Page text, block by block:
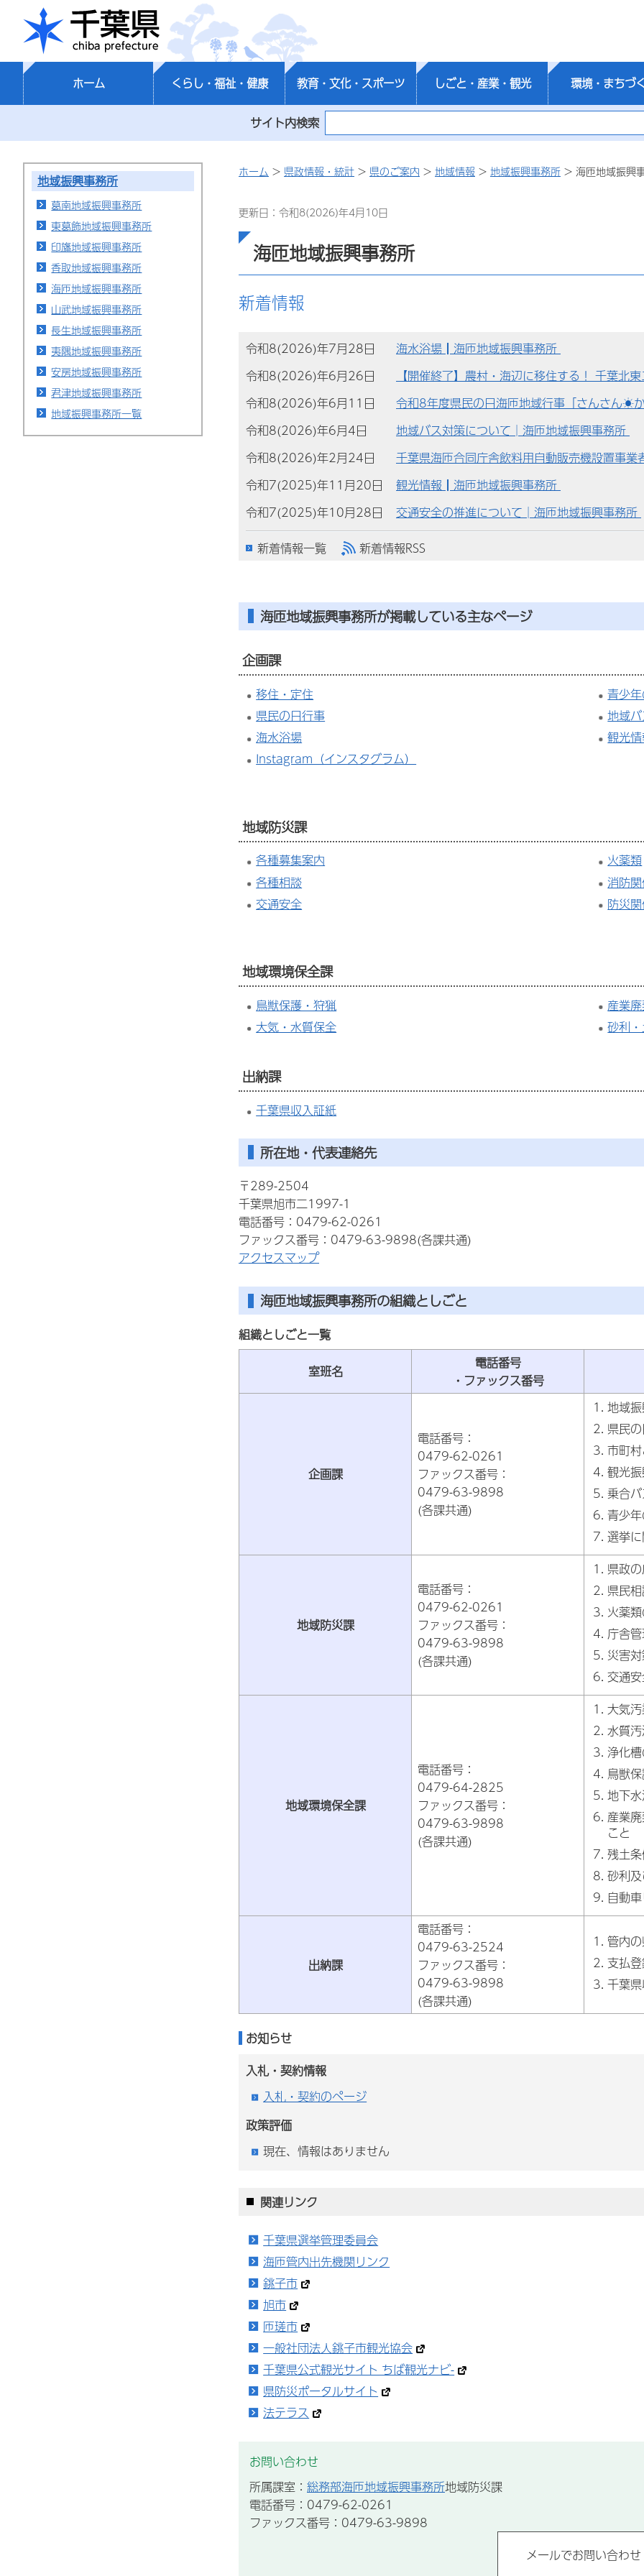
千葉県
ホーム くらし・福祉・健康 教育・文化・スポーツ しごと・産業・観光 環境・まちづ
サイト内検索
地域振興事務所
葛南地域振興事務所
東葛飾地域振興事務所
印旛地域振興事務所
香取地域振興事務所
海匝地域振興事務所
山武地域振興事務所
長生地域振興事務所
夷隅地域振興事務所
安房地域振興事務所
君津地域振興事務所
地域振興事務所一覧
ホーム > 県政情報・統計 > 県のご案内 > 地域情報 > 地域振興事務所 > 海匝地域振興
更新日：令和8(2026)年4月10日
海匝地域振興事務所
新着情報
令和8(2026)年7月28日
海水浴場┃海匝地域振興事務所
令和8(2026)年6月26日
【開催終了】農村・海辺に移住する！ 千葉
令和8(2026)年6月11日
令和8年度県民の日海匝地域行事「さんさん☀
令和8(2026)年6月4日
地域バス対策について│海匝地域振興事務所
令和8(2026)年2月24日
千葉県海匝合同庁舎飲料用自動販売機設置事業
令和7(2025)年11月20日
観光情報┃海匝地域振興事務所
令和7(2025)年10月28日
交通安全の推進について│海匝地域振興事務所
新着情報一覧
新着情報RSS
海匝地域振興事務所が掲載している主なページ
企画課
移住・定住
県民の日行事
海水浴場
Instagram（インスタグラム）
青少
地域
観光
地域防災課
各種募集案内
各種相談
交通安全
火薬類
消防
防災
地域環境保全課
鳥獣保護・狩猟
大気・水質保全
産業
砂利
出納課
千葉県収入証紙
所在地・代表連絡先
〒289-2504
千葉県旭市二1997-1
電話番号：0479-62-0261
ファックス番号：0479-63-9898(各課共通)
アクセスマップ
海匝地域振興事務所の組織としごと
組織としごと一覧
室班名
電話番号
・ファックス番号
企画課
電話番号：
0479-62-0261
ファックス番号：
0479-63-9898
(各課共通)
地域
県民
市町
観光
乗合
青少
選挙
地域防災課
電話番号：
0479-62-0261
ファックス番号：
0479-63-9898
(各課共通)
県政
県民
火薬
庁舎
災害
交通
地域環境保全課
電話番号：
0479-64-2825
ファックス番号：
0479-63-9898
(各課共通)
大気
水質
浄化
鳥獣
地下
産業
こと
残土
砂利
自動
出納課
電話番号：
0479-63-2524
ファックス番号：
0479-63-9898
(各課共通)
管内
支払
千葉
お知らせ
入札・契約情報
入札・契約のページ
政策評価
現在、情報はありません
関連リンク
千葉県選挙管理委員会
海匝管内出先機関リンク
銚子市
旭市
匝瑳市
一般社団法人銚子市観光協会
千葉県公式観光サイト ちば観光ナビ-
県防災ポータルサイト
法テラス
お問い合わせ
所属課室： 総務部海匝地域振興事務所地域防災課
電話番号：0479-62-0261
ファックス番号：0479-63-9898